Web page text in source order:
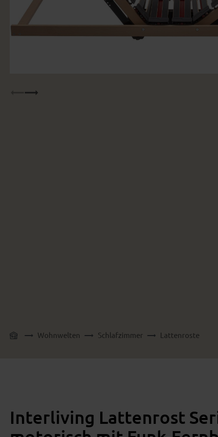
Wohnwelten Schlafzimmer Lattenroste
Interliving Lattenrost